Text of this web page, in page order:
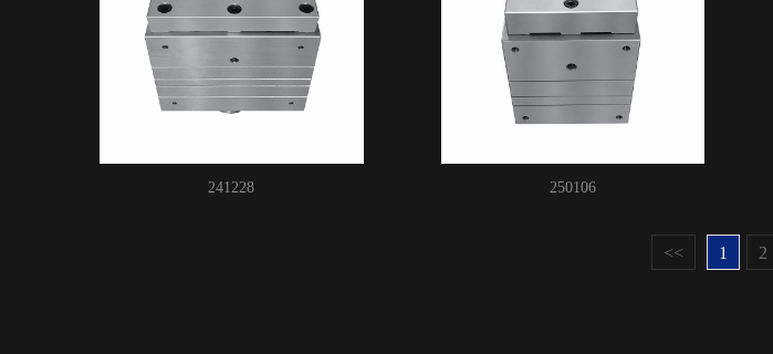
241228 250106
<< 1 2